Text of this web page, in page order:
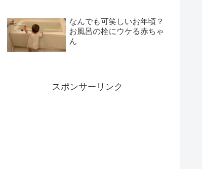
なんでも可笑しいお年頃？
お風呂の栓にウケる赤ちゃ
ん
スポンサーリンク